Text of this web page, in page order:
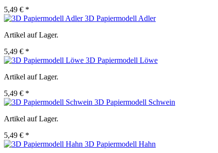
5,49 € *
3D Papiermodell Adler
Artikel auf Lager.
5,49 € *
3D Papiermodell Löwe
Artikel auf Lager.
5,49 € *
3D Papiermodell Schwein
Artikel auf Lager.
5,49 € *
3D Papiermodell Hahn